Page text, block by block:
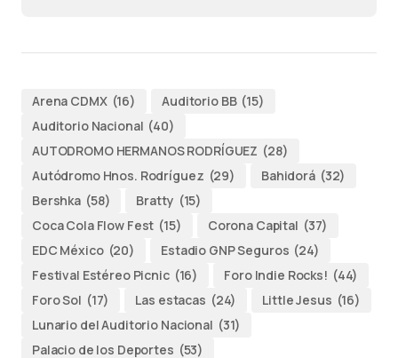
Arena CDMX (16) Auditorio BB (15)
Auditorio Nacional (40)
AUTODROMO HERMANOS RODRÍGUEZ (28)
Autódromo Hnos. Rodríguez (29) Bahidorá (32)
Bershka (58) Bratty (15)
Coca Cola Flow Fest (15) Corona Capital (37)
EDC México (20) Estadio GNP Seguros (24)
Festival Estéreo Picnic (16) Foro Indie Rocks! (44)
Foro Sol (17) Las estacas (24) Little Jesus (16)
Lunario del Auditorio Nacional (31)
Palacio de los Deportes (53)